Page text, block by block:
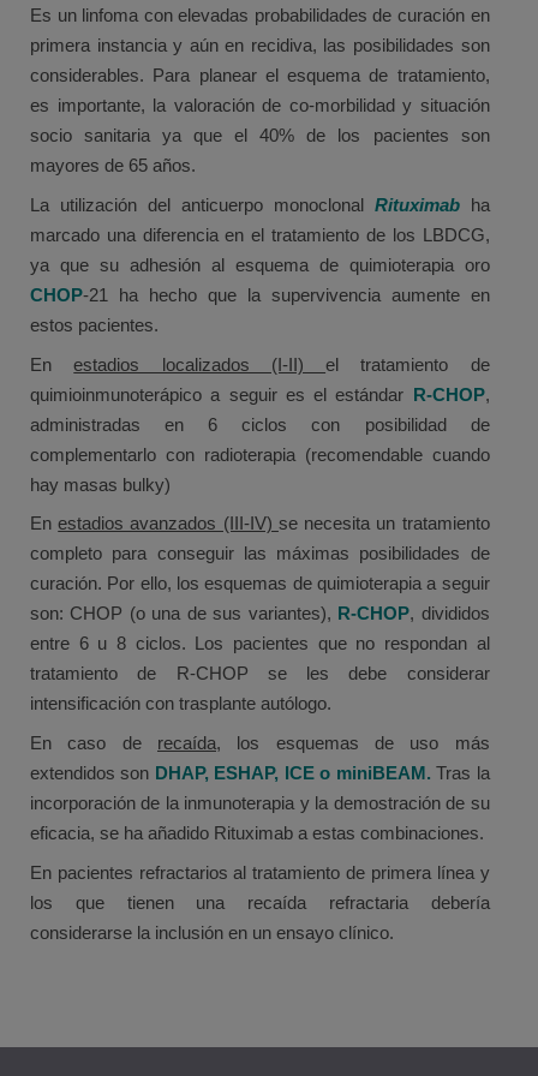
Es un linfoma con elevadas probabilidades de curación en
primera instancia y aún en recidiva, las posibilidades son
considerables. Para planear el esquema de tratamiento,
es importante, la valoración de co-morbilidad y situación
socio sanitaria ya que el 40% de los pacientes son
mayores de 65 años.
La utilización del anticuerpo monoclonal Rituximab ha
marcado una diferencia en el tratamiento de los LBDCG,
ya que su adhesión al esquema de quimioterapia oro
CHOP-21 ha hecho que la supervivencia aumente en
estos pacientes.
Enestadios localizados (I-II)el tratamiento de
quimioinmunoterápico a seguir es el estándar R-CHOP,
administradas en 6 ciclos con posibilidad de
complementarlo con radioterapia (recomendable cuando
hay masas bulky)
Enestadios avanzados (III-IV) se necesita un tratamiento
completo para conseguir las máximas posibilidades de
curación. Por ello, los esquemas de quimioterapia a seguir
son: CHOP (o una de sus variantes), R-CHOP, divididos
entre 6 u 8 ciclos. Los pacientes que no respondan al
tratamiento de R-CHOP se les debe considerar
intensificación con trasplante autólogo.
En caso de recaída, los esquemas de uso más
extendidos son DHAP, ESHAP, ICE o miniBEAM.Tras la
incorporación de la inmunoterapia y la demostración de su
eficacia, se ha añadido Rituximab a estas combinaciones.
En pacientes refractarios al tratamiento de primera línea y
los que tienen una recaída refractaria debería
considerarse la inclusión en un ensayo clínico.